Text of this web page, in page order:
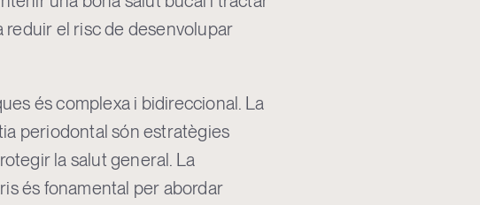
reduir el risc de desenvolupar
és complexa i bidireccional. La
periodontal són estratègies
la salut general. La
és fonamental per abordar